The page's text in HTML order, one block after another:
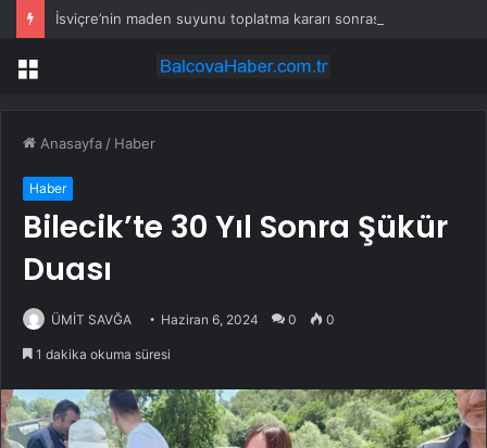
Menü
Anasayfa / Haber
Haber
Bilecik’te 30 Yıl Sonra Şükür
Duası
ÜMİT SAVĞA Haziran 6, 2024 0 0
1 dakika okuma süresi